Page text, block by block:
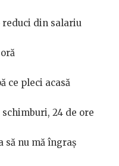
reduci din salariu
ce pleci acasă
24 de ore
să nu mă îngraș